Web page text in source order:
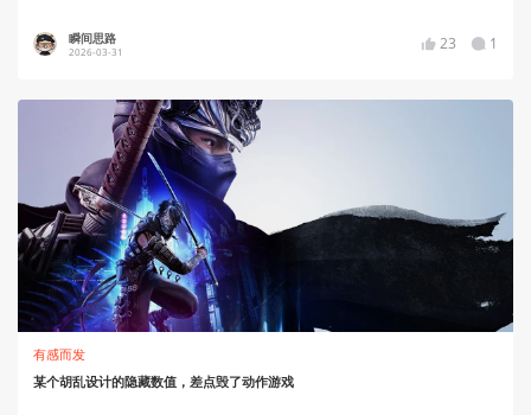
瞬间思路
2026-03-31 23 1
有感而发
某个胡乱设计的隐藏数值，差点毁了动作游戏